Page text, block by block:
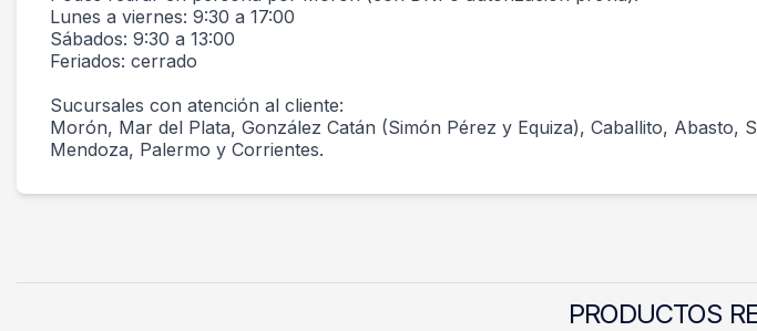
Lunes a viernes: 9:30 a 17:00
Sábados: 9:30 a 13:00
Feriados: cerrado
Sucursales con atención al cliente:
Morón, Mar del Plata, González Catán (Simón Pérez y Equiza), Caballito, Abasto,
Mendoza, Palermo y Corrientes.
PRODUCTOS